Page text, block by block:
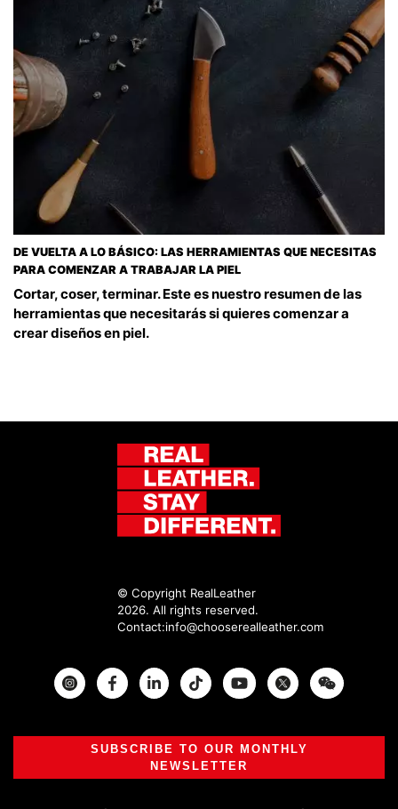
DE VUELTA A LO BÁSICO: LAS HERRAMIENTAS QUE NECESITAS
PARA COMENZAR A TRABAJAR LA PIEL
Cortar, coser, terminar. Este es nuestro resumen de las
herramientas que necesitarás si quieres comenzar a
crear diseños en piel.
© Copyright RealLeather
2026. All rights reserved.
Contact:info@chooserealleather.com
InstagramFacebook Twitter
SUBSCRIBE TO OUR MONTHLY
NEWSLETTER